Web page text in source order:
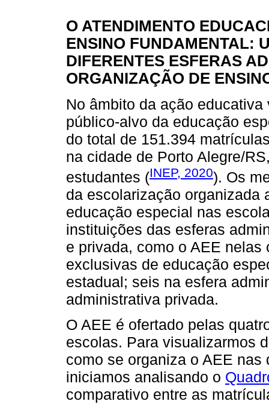
O ATENDIMENTO
ENSINO FUNDAMENTAL:
DIFERENTES ESFERAS
ORGANIZAÇÃO DE
No âmbito da ação
público-alvo da educação
do total de 151.394
na cidade de Porto Alegre/
estudantes (INEP, 2020). Os
da escolarização organizada
educação especial nas
instituições das esferas
e privada, como o AEE
exclusivas de educação
estadual; seis na esfera
administrativa privada.
O AEE é ofertado pelas
escolas. Para visualizarmos
como se organiza o AEE
iniciamos analisando o
comparativo entre as